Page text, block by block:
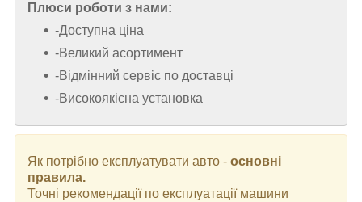
Плюси роботи з нами:
-Доступна ціна
-Великий асортимент
-Відмінний сервіс по доставці
-Високоякісна установка
Як потрібно експлуатувати авто - основні
правила.
Точні рекомендації по експлуатації машини